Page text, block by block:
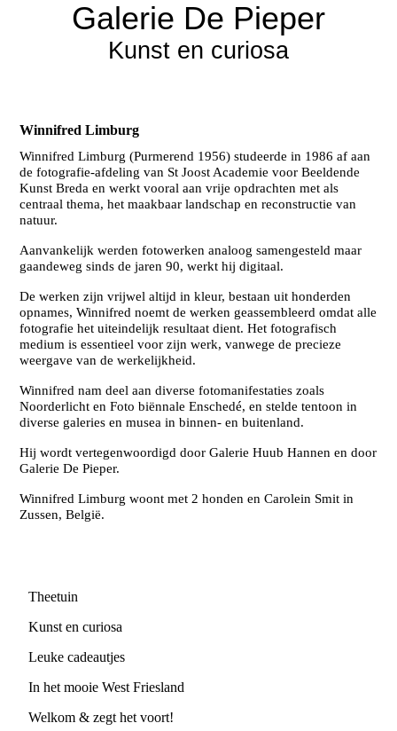
Galerie De Pieper
Kunst en curiosa
Winnifred Limburg
Winnifred Limburg (Purmerend 1956) studeerde in 1986 af aan
de fotografie-afdeling van St Joost Academie voor Beeldende
Kunst Breda en werkt vooral aan vrije opdrachten met als
centraal thema, het maakbaar landschap en reconstructie van
natuur.
Aanvankelijk werden fotowerken analoog samengesteld maar
gaandeweg sinds de jaren 90, werkt hij digitaal.
De werken zijn vrijwel altijd in kleur, bestaan uit honderden
opnames, Winnifred noemt de werken geassembleerd omdat alle
fotografie het uiteindelijk resultaat dient. Het fotografisch
medium is essentieel voor zijn werk, vanwege de precieze
weergave van de werkelijkheid.
Winnifred nam deel aan diverse fotomanifestaties zoals
Noorderlicht en Foto biënnale Enschedé, en stelde tentoon in
diverse galeries en musea in binnen- en buitenland.
Hij wordt vertegenwoordigd door Galerie Huub Hannen en door
Galerie De Pieper.
Winnifred Limburg woont met 2 honden en Carolein Smit in
Zussen, België.
Theetuin
Kunst en curiosa
Leuke cadeautjes
In het mooie West Friesland
Welkom & zegt het voort!